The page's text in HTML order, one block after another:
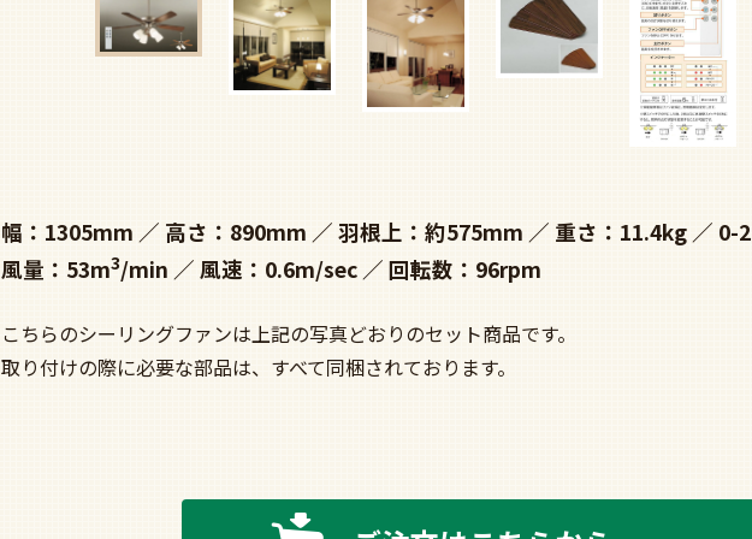
幅：1305mm 高さ：890mm 羽根上：約575mm 重さ：11.4kg
0-
風量：53m3/min 風速：0.6m/sec 回転数：96rpm
こちらのシーリングファンは上記の写真どおりのセット商品です。
取り付けの際に必要な部品は、すべて同梱されております。